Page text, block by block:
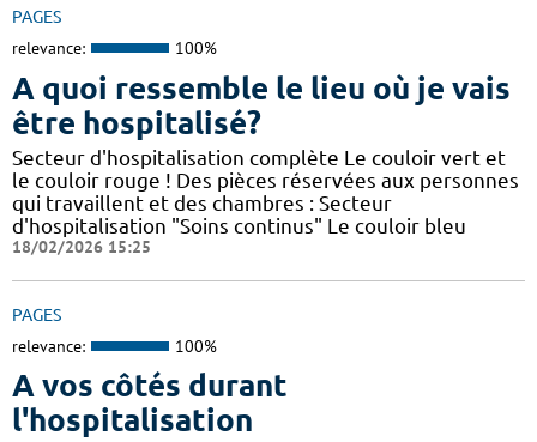
PAGES
relevance: 100%
A quoi ressemble le lieu où je vais
être hospitalisé?
Secteur d'hospitalisation complète Le couloir vert et
le couloir rouge ! Des pièces réservées aux personnes
qui travaillent et des chambres : Secteur
d'hospitalisation "Soins continus" Le couloir bleu
18/02/2026 15:25
PAGES
relevance: 100%
A vos côtés durant
l'hospitalisation